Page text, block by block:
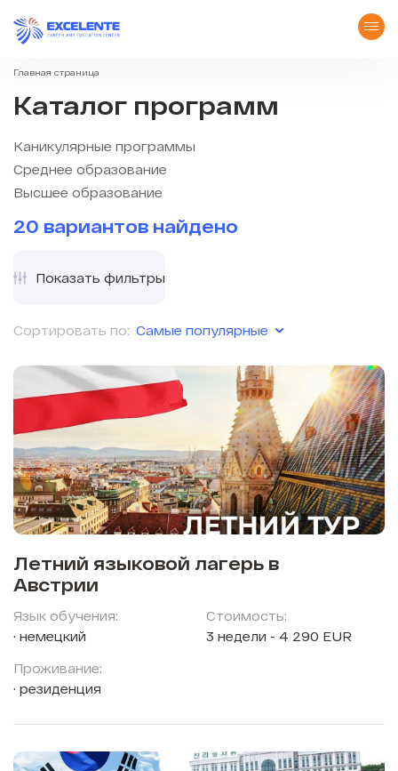
Главная страница
Каталог программ
Каникулярные программы
Среднее образование
Высшее образование
20 вариантов найдено
Сортировать по: Самые популярные
Показать фильтры
Летний языковой лагерь в
Австрии
Язык обучения:
немецкий
Проживание:
резиденция
Стоимость:
3 недели - 4 290 EUR